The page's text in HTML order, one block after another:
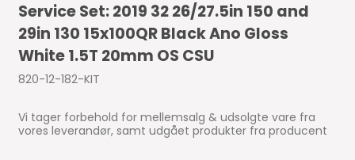
Service Set: 2019 32 26/27.5in 150 and
29in 130 15x100QR Black Ano Gloss
White 1.5T 20mm OS CSU
820-12-182-KIT
Vi tager forbehold for mellemsalg & udsolgte vare fra
vores leverandør, samt udgået produkter fra producent